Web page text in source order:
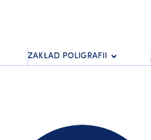
ZAKŁAD POLIGRAFII